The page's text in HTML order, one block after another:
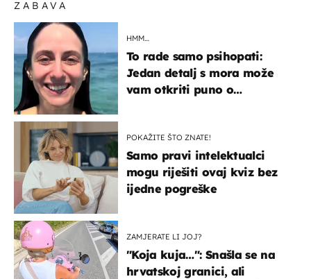
ZABAVA
HMM…
To rade samo psihopati:
Jedan detalj s mora može
vam otkriti puno o
POKAŽITE ŠTO ZNATE!
Samo pravi intelektualci
mogu riješiti ovaj kviz bez
ijedne pogreške
ZAMJERATE LI JOJ?
"Koja kuja…": Snašla se na
hrvatskoj granici, ali